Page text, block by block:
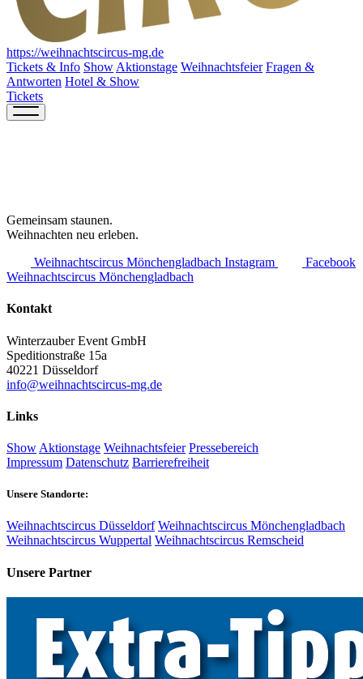
https://weihnachtscircus-mg.de
Tickets & Info Show Aktionstage Weihnachtsfeier Fragen &
Antworten Hotel & Show
Tickets
Gemeinsam staunen.
Weihnachten neu erleben.
Weihnachtscircus Mönchengladbach Instagram
Facebook
Weihnachtscircus Mönchengladbach
Kontakt
Winterzauber Event GmbH
Speditionstraße 15a
40221 Düsseldorf
info@weihnachtscircus-mg.de
Links
Show Aktionstage Weihnachtsfeier Pressebereich
Impressum Datenschutz Barrierefreiheit
Unsere Standorte:
Weihnachtscircus Düsseldorf Weihnachtscircus Mönchengladbach
Weihnachtscircus Wuppertal Weihnachtscircus Remscheid
Unsere Partner